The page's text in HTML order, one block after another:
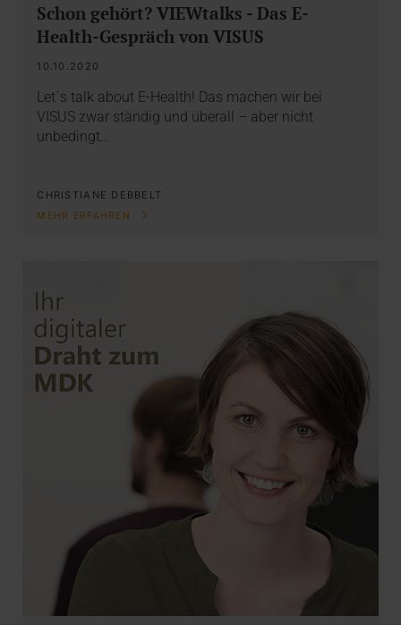
Schon gehört? VIEWtalks - Das E-
Health-Gespräch von VISUS
10.10.2020
Let´s talk about E-Health! Das machen wir bei
VISUS zwar ständig und überall – aber nicht
unbedingt…
CHRISTIANE DEBBELT
MEHR ERFAHREN